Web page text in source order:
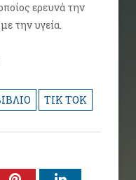
ερευνά την
την υγεία.
ΤΙΚ ΤΟΚ